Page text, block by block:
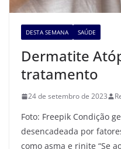
DESTA SEMANA SAÚDE
Dermatite
tratamento
24 de setembro de 2023
Foto: Freepik Condição
desencadeada por
como asma e rinite “Se